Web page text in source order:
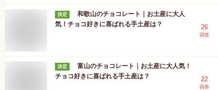
決定
和歌山のチョコレート｜お土産に大人
気！チョコ好きに喜ばれる手土産は？
26
回答
決定
富山のチョコレート｜お土産に大人気！
チョコ好きに喜ばれる手土産は？
22
回答